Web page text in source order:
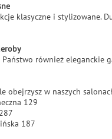
klasyczne i stylizowane.
również eleganckie
obejrzysz w naszych
129
187